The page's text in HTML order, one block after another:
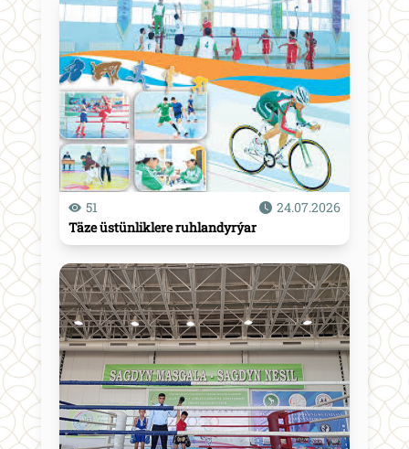
51
24.07.2026
Täze üstünliklere ruhlandyrýar